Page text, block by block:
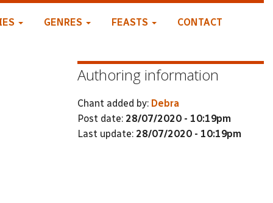
GENRES FEASTS CONTACT
Authoring information
Chant added by: Debra
Post date: 28/07/2020 - 10:19pm
Last update: 28/07/2020 - 10:19pm